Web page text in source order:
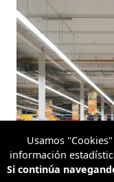
Usamos
información
Si continúa